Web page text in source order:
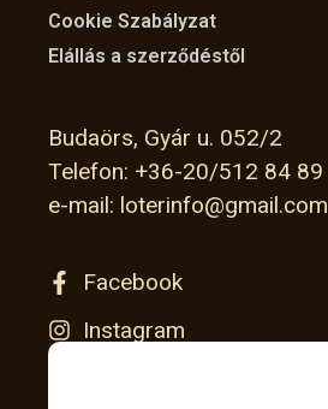
Cookie Szabályzat
Elállás a szerződéstől
Budaörs, Gyár u. 052/2
Telefon: +36-20/512 84 89
e-mail: loterinfo@gmail.com
Facebook
Instagram